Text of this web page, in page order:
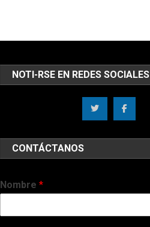
NOTI-RSE EN REDES SOCIALES
CONTÁCTANOS
Nombre *